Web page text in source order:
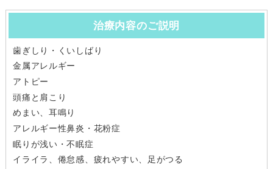
治療内容のご説明
歯ぎしり・くいしばり
金属アレルギー
アトピー
頭痛と肩こり
めまい、耳鳴り
アレルギー性鼻炎・花粉症
眠りが浅い・不眠症
イライラ、倦怠感、疲れやすい、足がつる